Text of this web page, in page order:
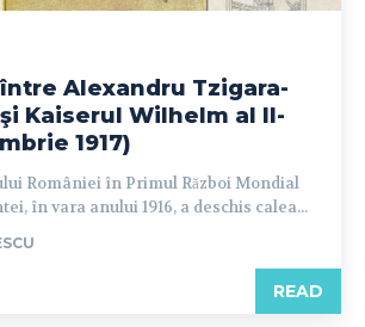
Alexandru Tzigara-
Kaiserul Wilhelm al II-
1917)
României în Primul Război Mondial
în vara anului 1916, a deschis calea...
READ